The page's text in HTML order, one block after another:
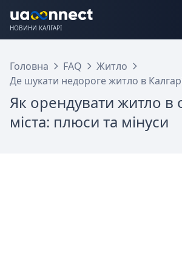
НОВИНИ КАЛГАРІ
Головна FAQ
Житло
Де шукати недороге житло в
Як орендувати житло в
міста: плюси та мінуси